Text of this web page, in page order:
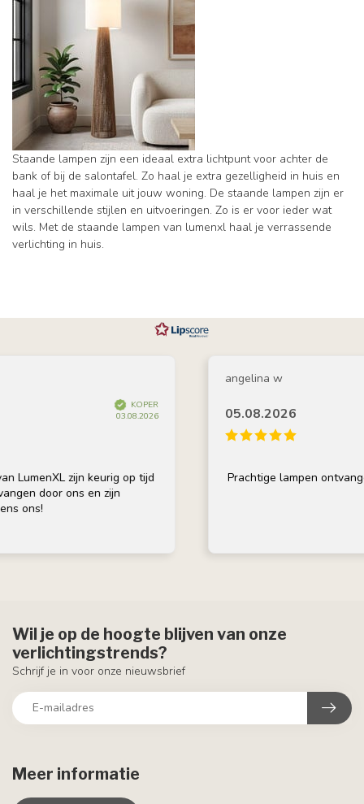
Staande lampen zijn een ideaal extra lichtpunt voor achter de
bank of bij de salontafel. Zo haal je extra gezelligheid in huis en
haal je het maximale uit jouw woning. De staande lampen zijn er
in verschillende stijlen en uitvoeringen. Zo is er voor ieder wat
wils. Met de staande lampen van lumenxl haal je verrassende
verlichting in huis.
KOPER
03.08.2026
zijn keurig op tijd
ons en zijn
angelina w
05.08.2026
Prachtige lampen ontvangen en
Meer informatie
Wil je op de hoogte blijven van onze
verlichtingstrends?
Schrijf je in voor onze nieuwsbrief